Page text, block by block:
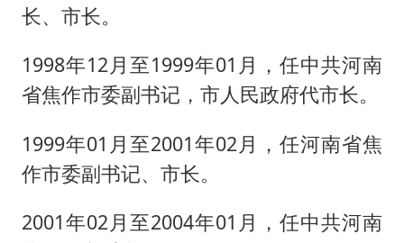
长、市长。
1998年12月至1999年01月，任中共河南
省焦作市委副书记，市人民政府代市长。
1999年01月至2001年02月，任河南省焦
作市委副书记、市长。
2001年02月至2004年01月，任中共河南